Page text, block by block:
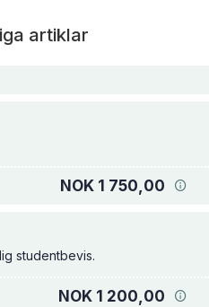
artiklar
NOK 1 750,00
studentbevis.
NOK 1 200,00